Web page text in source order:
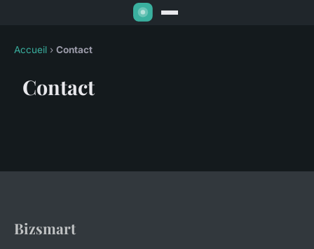
Accueil › Contact
Contact
Bizsmart